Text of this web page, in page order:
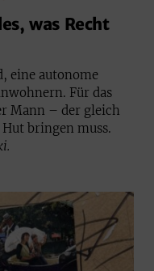
was Recht
eine autonome
Für das
Mann – der gleich
bringen muss.